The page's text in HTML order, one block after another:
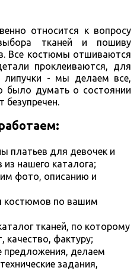
относится к вопросу
тканей и пошиву
Все костюмы отшиваются
проклеиваются, для
липучки - мы делаем все,
было думать о состоянии
безупречен.
платьев для девочек и
нашего каталога;
фото, описанию и
костюмов по вашим
тканей, по которому
качество, фактуру;
предложения, делаем
задания,